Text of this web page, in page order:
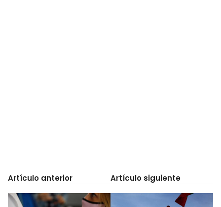
Artículo anterior Artículo siguiente